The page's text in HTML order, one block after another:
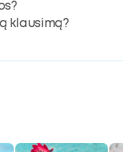
klausimą?